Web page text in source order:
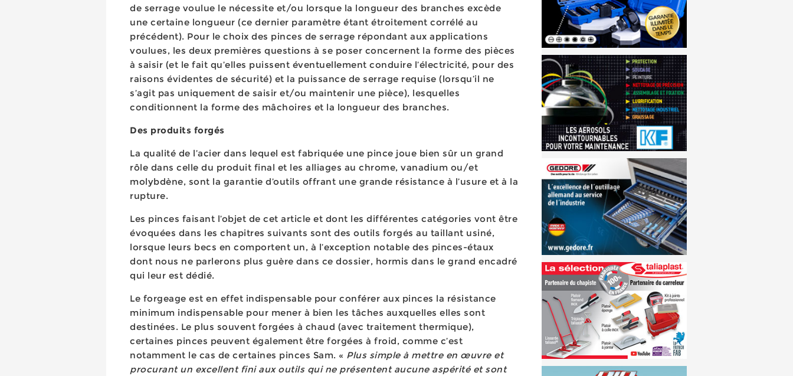
de serrage voulue le nécessite et/ou lorsque la longueur des branches excède
une certaine longueur (ce dernier paramètre étant étroitement corrélé au
précédent). Pour le choix des pinces de serrage répondant aux applications
voulues, les deux premières questions à se poser concernent la forme des pièces
à saisir (et le fait qu’elles puissent éventuellement conduire l’électricité, pour des
raisons évidentes de sécurité) et la puissance de serrage requise (lorsqu’il ne
s’agit pas uniquement de saisir et/ou maintenir une pièce), lesquelles
conditionnent la forme des mâchoires et la longueur des branches.
Des produits forgés
La qualité de l’acier dans lequel est fabriquée une pince joue bien sûr un grand
rôle dans celle du produit final et les alliages au chrome, vanadium ou/et
molybdène, sont la garantie d’outils offrant une grande résistance à l’usure et à la
rupture.
Les pinces faisant l’objet de cet article et dont les différentes catégories vont être
évoquées dans les chapitres suivants sont des outils forgés au taillant usiné,
lorsque leurs becs en comportent un, à l’exception notable des pinces-étaux
dont nous ne parlerons plus guère dans ce dossier, hormis dans le grand encadré
qui leur est dédié.
Le forgeage est en effet indispensable pour conférer aux pinces la résistance
minimum indispensable pour mener à bien les tâches auxquelles elles sont
destinées. Le plus souvent forgées à chaud (avec traitement thermique),
certaines pinces peuvent également être forgées à froid, comme c’est
notamment le cas de certaines pinces Sam. « Plus simple à mettre en œuvre et
procurant un excellent fini aux outils qui ne présentent aucune aspérité et sont